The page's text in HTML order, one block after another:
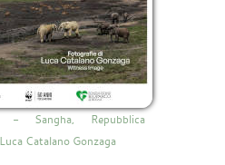
Sangha, Repubblica
Catalano Gonzaga